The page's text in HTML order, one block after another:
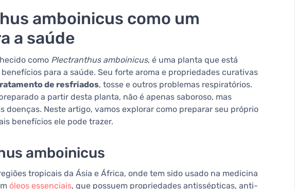
amboinicus como um
a saúde
como Plectranthus amboinicus, é uma planta que está
para a saúde. Seu forte aroma e propriedades curativas
de resfriados, tosse e outros problemas respiratórios.
a partir desta planta, não é apenas saboroso, mas
Neste artigo, vamos explorar como preparar seu próprio
benefícios ele pode trazer.
amboinicus
tropicais da Ásia e África, onde tem sido usado na medicina
óleos essenciais, que possuem propriedades antissépticas, anti-